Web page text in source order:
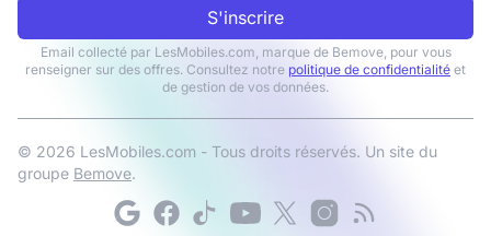
S'inscrire
Email collecté par LesMobiles.com, marque de Bemove, pour vous
renseigner sur des offres. Consultez notre politique de confidentialité et
de gestion de vos données.
© 2026 LesMobiles.com - Tous droits réservés. Un site du
groupe Bemove.